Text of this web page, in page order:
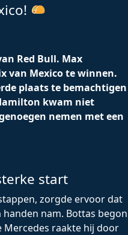
Red Bull. Max
van Mexico te winnen.
plaats te bemachtigen
kwam niet
nemen met een
start
zorgde ervoor dat
nam. Bottas begon
Mercedes raakte hij door